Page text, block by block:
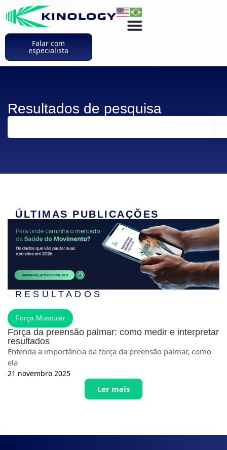
Falar com
especialista
Resultados de pesquisa
ÚLTIMAS PUBLICAÇÕES
RESULTADOS
Força Muscular
Força da preensão palmar: como medir e interpretar
resultados
Entenda a importância da força da preensão palmar, como
ela
21 novembro 2025
Ler mais